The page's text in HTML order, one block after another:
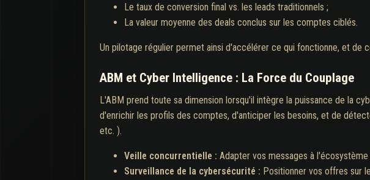
Le taux de conversion final vs. les leads traditionnels ;
La valeur moyenne des deals conclus sur les comptes ciblés.
Un pilotage régulier permet ainsi d'accélérer ce qui fonctionne, et de
ABM et Cyber Intelligence : La Force du Couplage
L'ABM prend toute sa dimension lorsqu'il intègre la puissance de la
d'enrichir les profils des comptes, d'anticiper les besoins, et de
etc. ).
Veille concurrentielle : Adapter vos messages à
Surveillance de la cybersécurité : Positionner vos offres sur